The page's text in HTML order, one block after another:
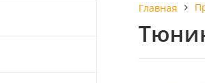
Главная